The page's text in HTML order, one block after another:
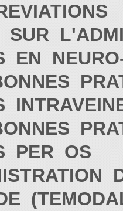
SUR
EN
PER OS